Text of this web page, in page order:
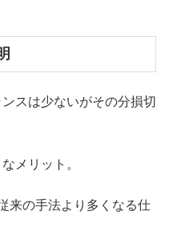
スは少ないがその分損切
メリット。
来の手法より多くなる仕